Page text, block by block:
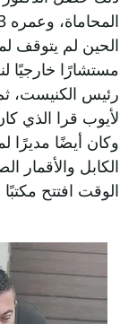
الحين لم يتوقف
مستشارًا خارجيًا
رئيس الكنيست،
لأيوب قرا الذي
وكان أيضًا مديرًا
الكابل والأقمار
الوقت افتتح